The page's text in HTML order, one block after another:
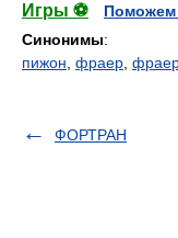
Игры ⚽
Поможем
Синонимы:
пижон фраер
ФОРТРАН